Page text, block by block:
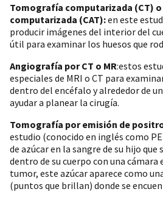
Tomografía computarizada (CT)
computarizada (CAT):en este
producir imágenes del interior del
útil para examinar los huesos que
Angiografía por CT o MR:estos
especiales de MRI o CT para
dentro del encéfalo y alrededor de
ayudar a planear la cirugía.
Tomografía por emisión de
estudio (conocido en inglés como
de azúcar en la sangre de su hijo que
dentro de su cuerpo con una cámara
tumor, este azúcar aparece como
(puntos que brillan) donde se